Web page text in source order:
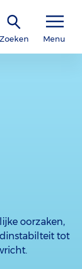
Zoeken Menu
oorzaken,
tot